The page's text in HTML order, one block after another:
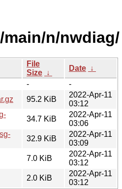
n/nwdiag/
File
Size ↓
Date ↓
-
-
95.2 KiB
2022-Apr-11
03:12
34.7 KiB
2022-Apr-11
03:06
32.9 KiB
2022-Apr-11
03:09
7.0 KiB
2022-Apr-11
03:12
2.0 KiB
2022-Apr-11
03:12